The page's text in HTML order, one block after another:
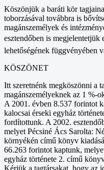
Köszönjük a baráti kör
toborzásával továbbra is
magánszemélyek és
esztendőben is megjelentetjük
lehetőségének függvényében
KÖSZÖNET
Itt szeretnénk megköszönni a
magánszemélyeknek az 1 %-
A 2001. évben 8.537 forintot
kalocsai érseki egyház
fordítottunk. A 2002.
melyet Pécsiné Ács Sarolta:
környékén című könyv
66.263 forintot kaptunk,
egyház története 2. című
Kérjük a tagtársakat, hogy az